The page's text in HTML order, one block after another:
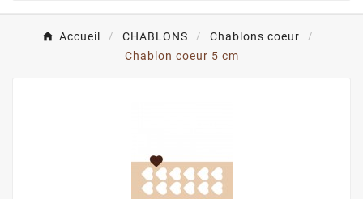
Accueil CHABLONS
Chablons coeur
Chablon coeur 5 cm